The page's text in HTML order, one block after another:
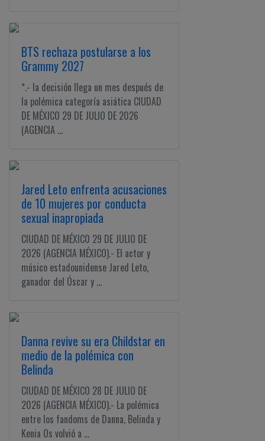
BTS rechaza postularse a los
Grammy 2027
*.- la decisión llega un mes después de
la polémica categoría asiática CIUDAD
DE MÉXICO 29 DE JULIO DE 2026
(AGENCIA ...
Jared Leto enfrenta acusaciones
de 10 mujeres por conducta
sexual inapropiada
CIUDAD DE MÉXICO 29 DE JULIO DE
2026 (AGENCIA MÉXICO).- El actor y
músico estadounidense Jared Leto,
ganador del Óscar y ...
Danna revive su era Childstar en
medio de la polémica con
Belinda
CIUDAD DE MÉXICO 28 DE JULIO DE
2026 (AGENCIA MÉXICO).- La polémica
entre los fandoms de Danna, Belinda y
Kenia Os volvió a ...